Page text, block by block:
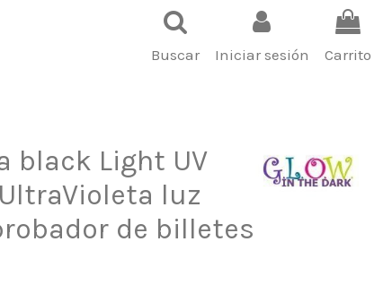
Buscar Iniciar sesión Carrito
black Light UV
luz
de billetes